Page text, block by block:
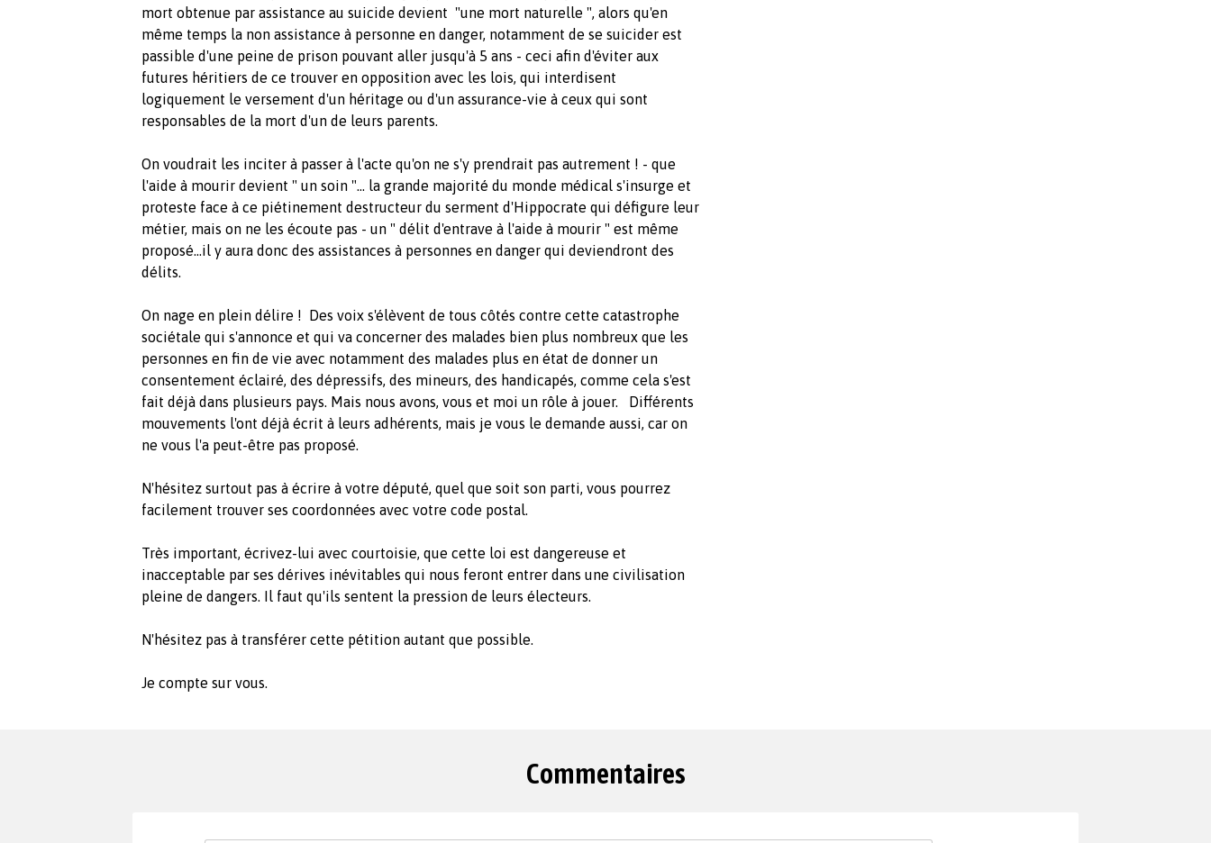
mort obtenue par assistance au suicide devient "une mort naturelle ", alors qu'en
même temps la non assistance à personne en danger, notamment de se suicider est
passible d'une peine de prison pouvant aller jusqu'à 5 ans - ceci afin d'éviter aux
futures héritiers de ce trouver en opposition avec les lois, qui interdisent
logiquement le versement d'un héritage ou d'un assurance-vie à ceux qui sont
responsables de la mort d'un de leurs parents.
On voudrait les inciter à passer à l'acte qu'on ne s'y prendrait pas autrement ! - que
l'aide à mourir devient " un soin "... la grande majorité du monde médical s'insurge et
proteste face à ce piétinement destructeur du serment d'Hippocrate qui défigure leur
métier, mais on ne les écoute pas - un " délit d'entrave à l'aide à mourir " est même
proposé...il y aura donc des assistances à personnes en danger qui deviendront des
délits.
On nage en plein délire ! Des voix s'élèvent de tous côtés contre cette catastrophe
sociétale qui s'annonce et qui va concerner des malades bien plus nombreux que les
personnes en fin de vie avec notamment des malades plus en état de donner un
consentement éclairé, des dépressifs, des mineurs, des handicapés, comme cela s'est
fait déjà dans plusieurs pays. Mais nous avons, vous et moi un rôle à jouer. Différents
mouvements l'ont déjà écrit à leurs adhérents, mais je vous le demande aussi, car on
ne vous l'a peut-être pas proposé.
N'hésitez surtout pas à écrire à votre député, quel que soit son parti, vous pourrez
facilement trouver ses coordonnées avec votre code postal.
Très important, écrivez-lui avec courtoisie, que cette loi est dangereuse et
inacceptable par ses dérives inévitables qui nous feront entrer dans une civilisation
pleine de dangers. Il faut qu'ils sentent la pression de leurs électeurs.
N'hésitez pas à transférer cette pétition autant que possible.
Je compte sur vous.
Commentaires